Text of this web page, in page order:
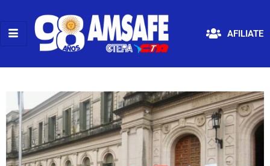
AFILIATE